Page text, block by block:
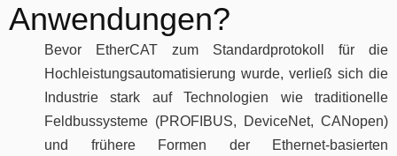
Anwendungen?
Bevor EtherCAT zum Standardprotokoll für die
Hochleistungsautomatisierung wurde, verließ sich die
Industrie stark auf Technologien wie traditionelle
Feldbussysteme (PROFIBUS, DeviceNet, CANopen)
und frühere Formen der Ethernet-basierten